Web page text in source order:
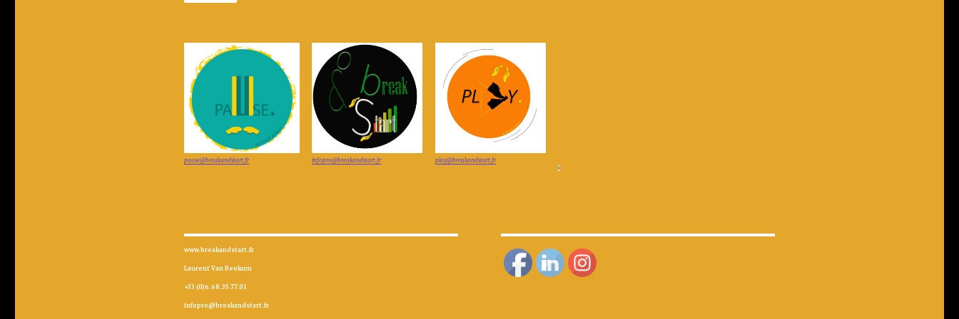
pause@breakandstart.fr infopro@breakandstart.fr play@breakandstart.fr
www.breakandstart.fr
Laurent Van Beekum
+33 (0)6.68.35.77.01
infopro@breakandstart.fr